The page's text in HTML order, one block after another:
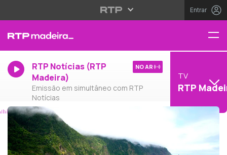
Entrar
RTP Notícias (RTP
Madeira)
Emissão em simultâneo com RTP
Notícias
NO AR
TV
RTP